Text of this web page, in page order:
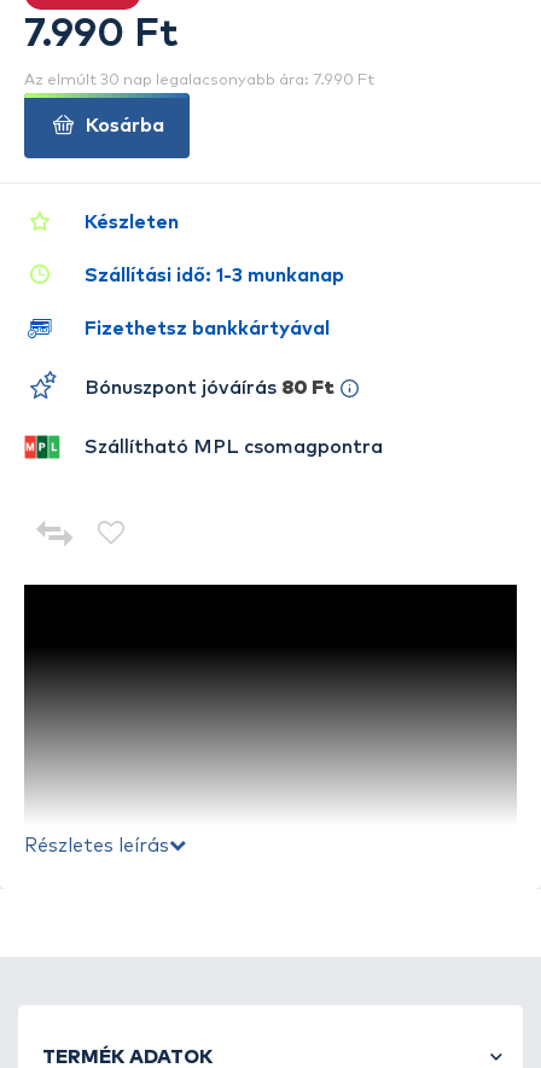
keverék sem túl bonyolult, és épp ez benne a vonzó!
Részletes leírás
Készleten
Szállítási idő: 1-3 munkanap
Fizethetsz bankkártyával
Bónuszpont jóváírás 80 Ft
Szállítható MPL csomagpontra
7.990 Ft
Az elmúlt 30 nap legalacsonyabb ára: 7.990 Ft
Kosárba
TERMÉK ADATOK